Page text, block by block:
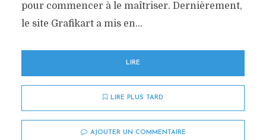
pour commencer à le maîtriser. Dernièrement,
le site Grafikart a mis en...
LIRE
LIRE PLUS TARD
AJOUTER UN COMMENTAIRE